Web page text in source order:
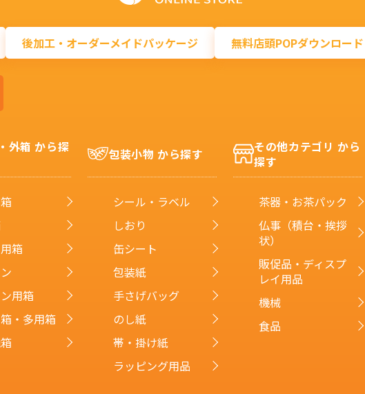
後加工・オーダーメイドパッケージ 無料店頭POPダウンロード
外箱 から探
箱
用箱
・多用箱
包装小物 から探す
シール・ラベル
しおり
缶シート
包装紙
手さげバッグ
のし紙
帯・掛け紙
ラッピング用品
その他カテゴリ から
探す
茶器・お茶パック
仏事（積台・挨拶
状）
販促品・ディスプ
レイ用品
機械
食品